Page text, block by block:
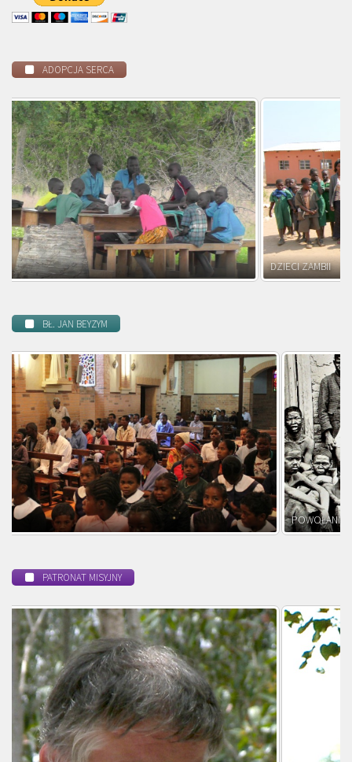
ADOPCJA SERCA
DZIECI ZAMBII
BŁ. JAN BEYZYM
POWOŁANIE MISYJNE
PATRONAT MISYJNY